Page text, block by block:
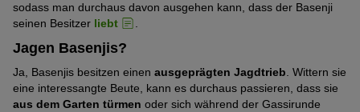
sodass man durchaus davon ausgehen kann, dass der Basenji
seinen Besitzer liebt .
Jagen Basenjis?
Ja, Basenjis besitzen einen ausgeprägten Jagdtrieb. Wittern sie
eine interessangte Beute, kann es durchaus passieren, dass sie
aus dem Garten türmen oder sich während der Gassirunde